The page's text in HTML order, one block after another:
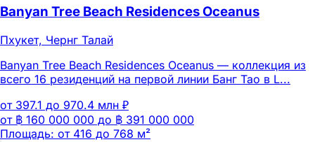
Banyan Tree Beach Residences Oceanus
Пхукет, Чернг Талай
Banyan Tree Beach Residences Oceanus — коллекция из
всего 16 резиденций на первой линии Банг Тао в L...
от 397.1 до 970.4 млн ₽
от ฿ 160 000 000 до ฿ 391 000 000
Площадь: от 416 до 768 м²